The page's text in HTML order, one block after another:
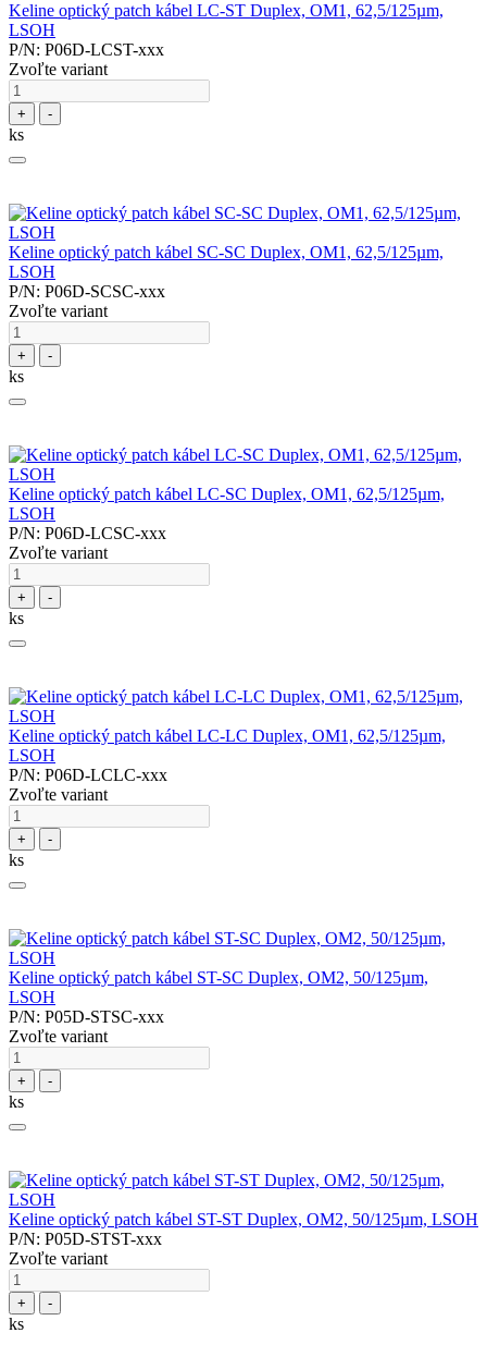
Keline optický patch kábel LC-ST Duplex, OM1, 62,5/125µm,
LSOH
P/N: P06D-LCST-xxx
Zvoľte variant
+ -
ks
Keline optický patch kábel SC-SC Duplex, OM1, 62,5/125µm,
LSOH
P/N: P06D-SCSC-xxx
Zvoľte variant
+ -
ks
Keline optický patch kábel LC-SC Duplex, OM1, 62,5/125µm,
LSOH
P/N: P06D-LCSC-xxx
Zvoľte variant
+ -
ks
Keline optický patch kábel LC-LC Duplex, OM1, 62,5/125µm,
LSOH
P/N: P06D-LCLC-xxx
Zvoľte variant
+ -
ks
Keline optický patch kábel ST-SC Duplex, OM2, 50/125µm,
LSOH
P/N: P05D-STSC-xxx
Zvoľte variant
+ -
ks
Keline optický patch kábel ST-ST Duplex, OM2, 50/125µm, LSOH
P/N: P05D-STST-xxx
Zvoľte variant
+ -
ks